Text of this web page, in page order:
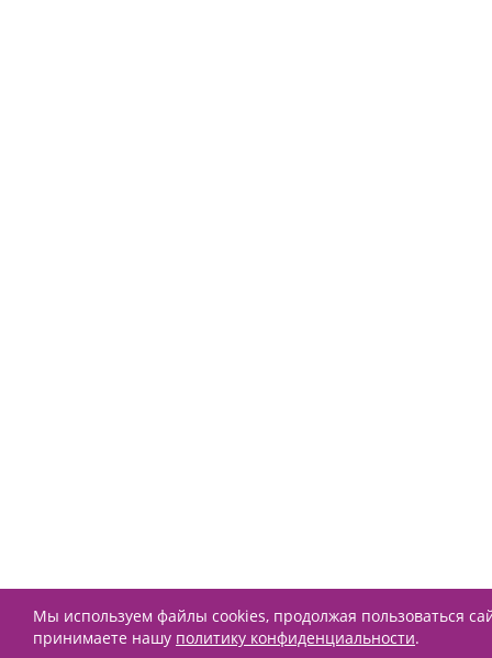
Мы используем файлы cookies, продолжая пользоваться
принимаете нашу политику конфиденциальности.